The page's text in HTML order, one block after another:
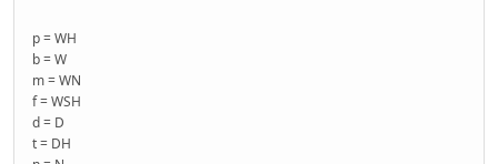
p = WH
b = W
m = WN
f = WSH
d = D
t = DH